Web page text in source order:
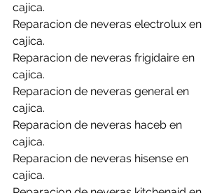
cajica.
Reparacion de neveras electrolux en
cajica.
Reparacion de neveras frigidaire en
cajica.
Reparacion de neveras general en
cajica.
Reparacion de neveras haceb en
cajica.
Reparacion de neveras hisense en
cajica.